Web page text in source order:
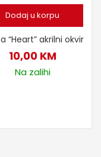
Dodaj u korpu
“Heart” akrilni okvir
10,00 KM
Na zalihi